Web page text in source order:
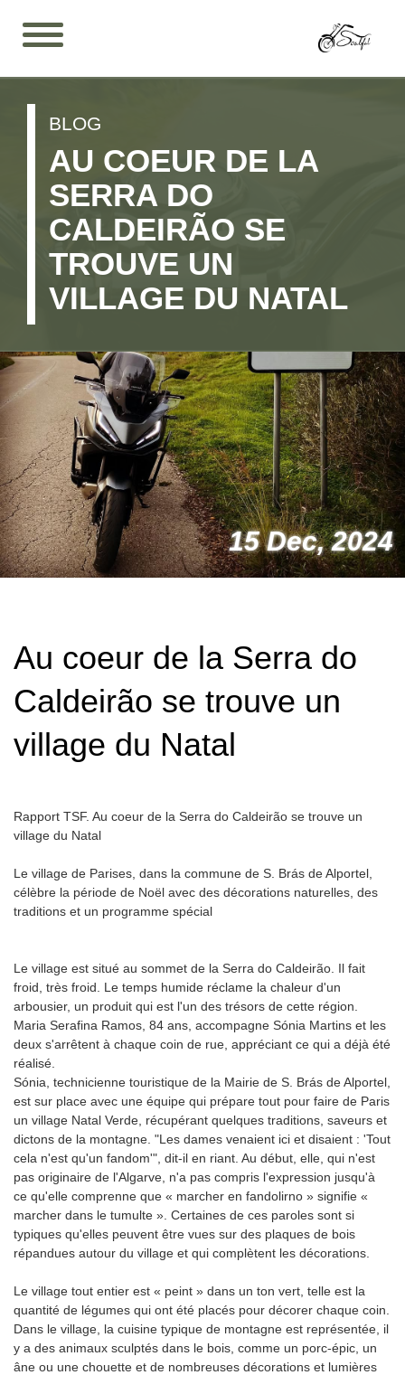
BLOG
AU COEUR DE LA
SERRA DO
CALDEIRÃO SE
TROUVE UN
VILLAGE DU NATAL
15 Dec, 2024
Au coeur de la Serra do
Caldeirão se trouve un
village du Natal
Rapport TSF. Au coeur de la Serra do Caldeirão se trouve un
village du Natal
Le village de Parises, dans la commune de S. Brás de Alportel,
célèbre la période de Noël avec des décorations naturelles, des
traditions et un programme spécial
Le village est situé au sommet de la Serra do Caldeirão. Il fait
froid, très froid. Le temps humide réclame la chaleur d'un
arbousier, un produit qui est l'un des trésors de cette région.
Maria Serafina Ramos, 84 ans, accompagne Sónia Martins et les
deux s'arrêtent à chaque coin de rue, appréciant ce qui a déjà été
réalisé.
Sónia, technicienne touristique de la Mairie de S. Brás de Alportel,
est sur place avec une équipe qui prépare tout pour faire de Paris
un village Natal Verde, récupérant quelques traditions, saveurs et
dictons de la montagne. "Les dames venaient ici et disaient : 'Tout
cela n'est qu'un fandom'", dit-il en riant. Au début, elle, qui n'est
pas originaire de l'Algarve, n'a pas compris l'expression jusqu'à
ce qu'elle comprenne que « marcher en fandolirno » signifie «
marcher dans le tumulte ». Certaines de ces paroles sont si
typiques qu'elles peuvent être vues sur des plaques de bois
répandues autour du village et qui complètent les décorations.
Le village tout entier est « peint » dans un ton vert, telle est la
quantité de légumes qui ont été placés pour décorer chaque coin.
Dans le village, la cuisine typique de montagne est représentée, il
y a des animaux sculptés dans le bois, comme un porc-épic, un
âne ou une chouette et de nombreuses décorations et lumières